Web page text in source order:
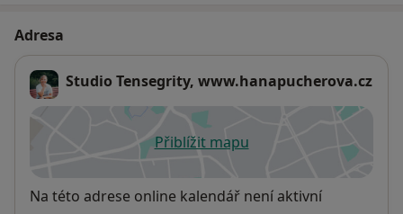
Adresa
Studio Tensegrity, www.hanapucherova.cz
Přiblížit mapuse otevře v nové záložce
Dostupnost
Na této adrese online kalendář není aktivní